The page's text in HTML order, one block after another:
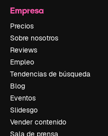
Empresa
Precios
Sobre nosotros
Reviews
Empleo
Tendencias de búsqueda
Blog
Eventos
Slidesgo
Vender contenido
Sala de prensa